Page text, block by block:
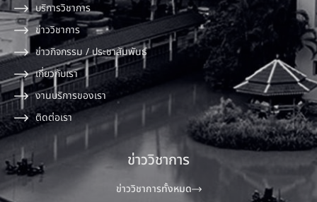
บริการวิชาการ
ข่าววิชาการ
ข่าวกิจกรรม / ประชาสัมพันธ์
เกี่ยวกับเรา
งานบริการของเรา
ติดต่อเรา
ข่าววิชาการ
ข่าววิชาการทั้งหมด